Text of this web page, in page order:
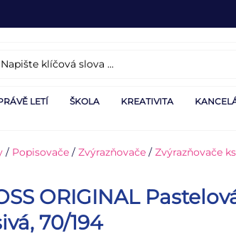
LETÍ ŠKOLA KREATIVITA
/ Popisovače / Zvýrazňovače / Zvýrazňovače ks
ORIGINAL
70/194